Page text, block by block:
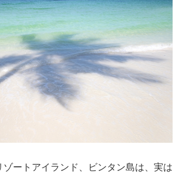
ゾートアイランド、ビンタン島は、実は